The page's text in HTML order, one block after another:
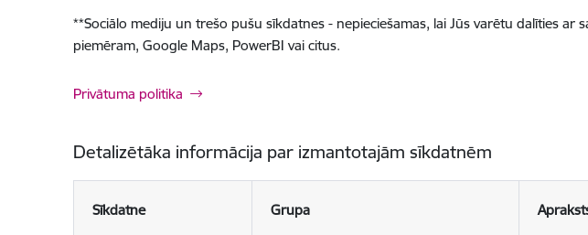
**Sociālo mediju un trešo pušu sīkdatnes - nepieciešamas, lai Jūs varētu dalīties
piemēram, Google Maps, PowerBI vai citus.
Privātuma politika
Detalizētāka informācija par izmantotajām sīkdatnēm
Sīkdatne Grupa